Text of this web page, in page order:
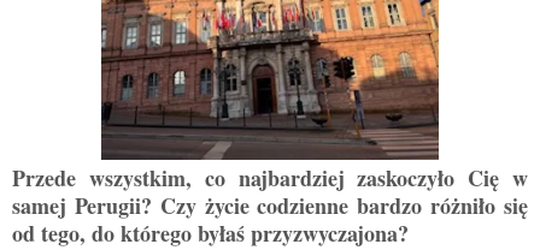
Przede wszystkim, co najbardziej zaskoczyło Cię w
samej Perugii? Czy życie codzienne bardzo różniło się
od tego, do którego byłaś przyzwyczajona?